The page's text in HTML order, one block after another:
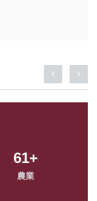
61+
農業